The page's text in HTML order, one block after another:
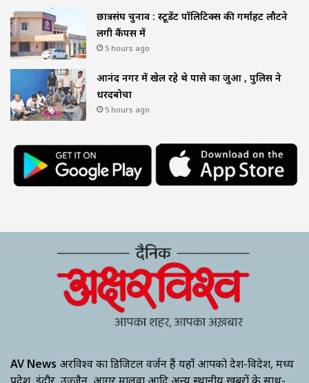
छात्रसंघ चुनाव : स्टूडेंट पॉलिटिक्स की गर्माहट लौटने
लगी कैंपस में
5 hours ago
आनंद नगर में खेल रहे थे पासे का जुआ , पुलिस ने
धरदबोचा
5 hours ago
AV News अक्षरविश्व का डिजिटल वर्जन हैं यहाँ आपको देश-विदेश, मध्य